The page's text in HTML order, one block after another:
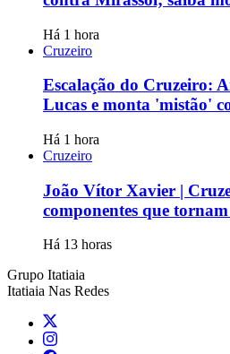
Há 1 hora
Cruzeiro
Escalação do Cruzeiro:
Lucas e monta 'mistão'
Há 1 hora
Cruzeiro
João Vítor Xavier |
componentes que
Há 13 horas
Grupo Itatiaia
Itatiaia Nas Redes